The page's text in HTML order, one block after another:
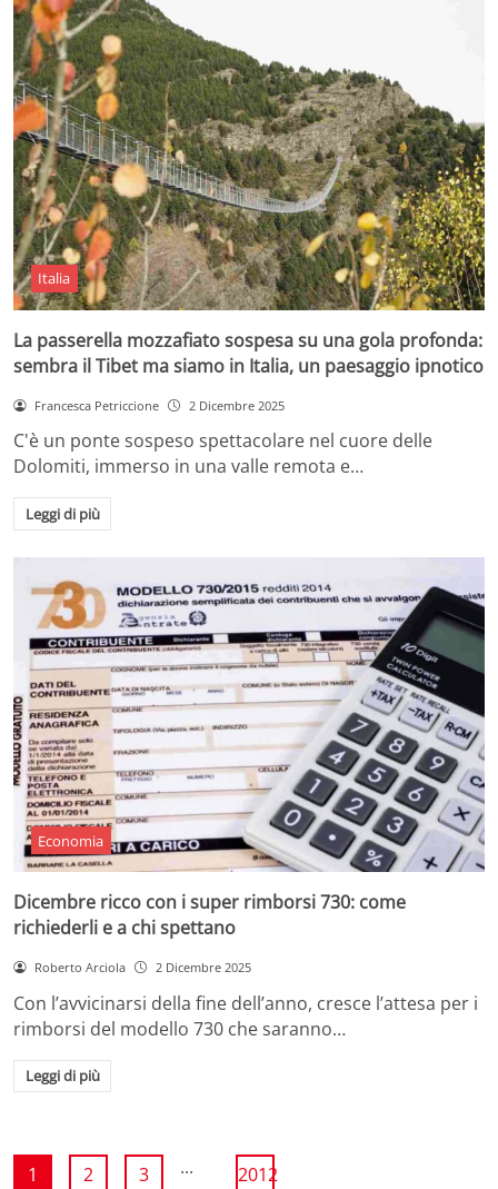
Italia
La passerella mozzafiato sospesa su una gola profonda:
sembra il Tibet ma siamo in Italia, un paesaggio ipnotico
Francesca Petriccione 2 Dicembre 2025
C'è un ponte sospeso spettacolare nel cuore delle
Dolomiti, immerso in una valle remota e…
Leggi di più
Economia
Dicembre ricco con i super rimborsi 730: come
richiederli e a chi spettano
Roberto Arciola 2 Dicembre 2025
Con l’avvicinarsi della fine dell’anno, cresce l’attesa per i
rimborsi del modello 730 che saranno…
Leggi di più
1 2 3 ... 2012